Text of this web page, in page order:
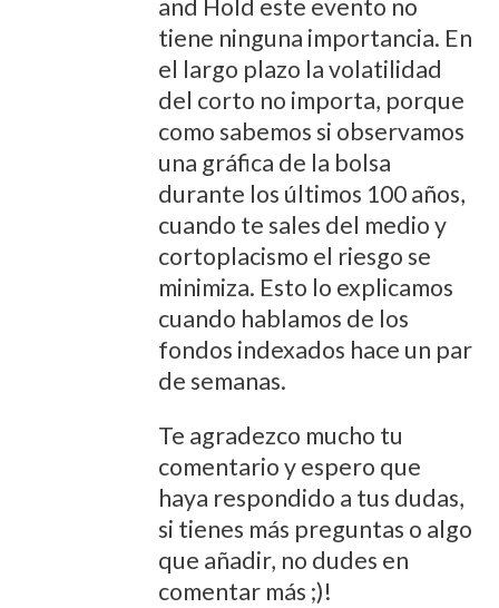
and Hold este evento no
tiene ninguna importancia. En
el largo plazo la volatilidad
del corto no importa, porque
como sabemos si observamos
una gráfica de la bolsa
durante los últimos 100 años,
cuando te sales del medio y
cortoplacismo el riesgo se
minimiza. Esto lo explicamos
cuando hablamos de los
fondos indexados hace un par
de semanas.
Te agradezco mucho tu
comentario y espero que
haya respondido a tus dudas,
si tienes más preguntas o algo
que añadir, no dudes en
comentar más ;)!